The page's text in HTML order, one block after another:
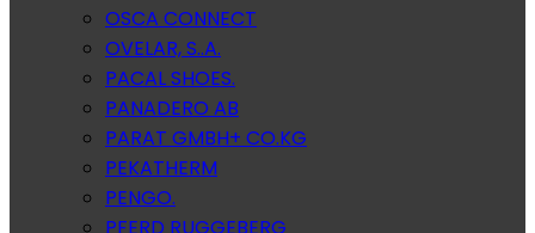
OSCA CONNECT
OVELAR, S..A.
PACAL SHOES.
PANADERO AB
PARAT GMBH+ CO.KG
PEKATHERM
PENGO.